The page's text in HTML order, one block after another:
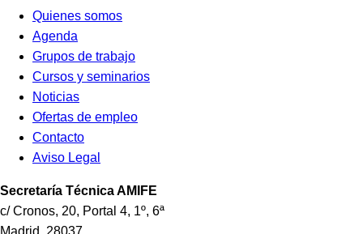
Quienes somos
Agenda
Grupos de trabajo
Cursos y seminarios
Noticias
Ofertas de empleo
Contacto
Aviso Legal
Secretaría TécnicaAMIFE
c/ Cronos, 20, Portal 4, 1º, 6ª